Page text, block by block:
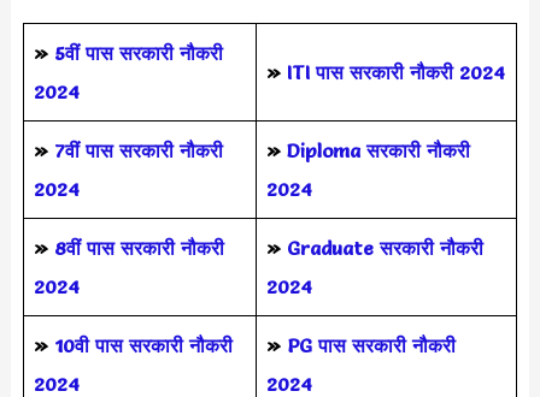
» 5वीं पास सरकारी नौकरी
2024
» ITI पास सरकारी नौकरी 2024
» 7वीं पास सरकारी नौकरी
2024
» Diploma सरकारी नौकरी
2024
» 8वीं पास सरकारी नौकरी
2024
» Graduate सरकारी नौकरी
2024
» 10वी पास सरकारी नौकरी
2024
» PG पास सरकारी नौकरी
2024